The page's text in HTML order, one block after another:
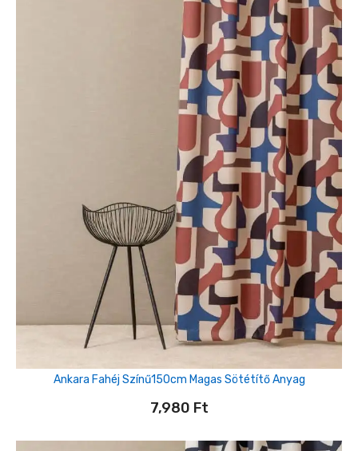
Ankara Fahéj Színű150cm Magas Sötétítő Anyag
7,980 Ft